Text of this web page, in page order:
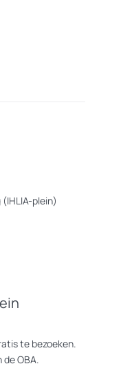
plein)
te bezoeken.
OBA.